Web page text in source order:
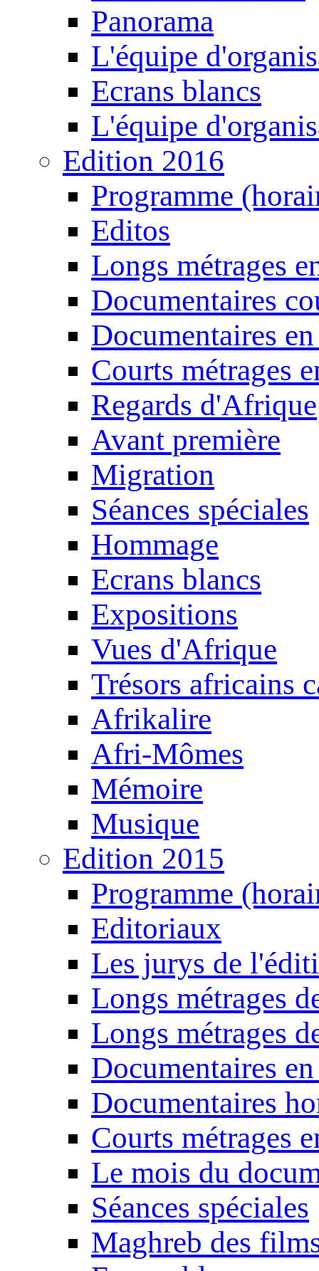
Panorama
L'équipe
Ecrans blancs
L'équipe
Edition 2016
Programme
Editos
Longs métrages
Documentaires
Documentaires
Courts métrages
Regards d'Afrique
Avant première
Migration
Séances spéciales
Hommage
Ecrans blancs
Expositions
Vues d'Afrique
Trésors africains
Afrikalire
Afri-Mômes
Mémoire
Musique
Edition 2015
Programme
Editoriaux
Les jurys de
Longs métrages
Longs métrages
Documentaires
Documentaires
Courts métrages
Le mois du
Séances spéciales
Maghreb des